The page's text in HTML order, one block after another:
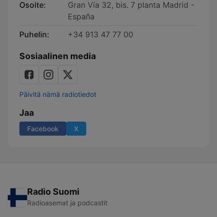
Osoite:
Gran Vía 32, bis. 7 planta Madrid -
España
Puhelin:
+34 913 47 77 00
Sosiaalinen media
Päivitä nämä radiotiedot
Jaa
Facebook X
Radio Suomi
Radioasemat ja podcastit